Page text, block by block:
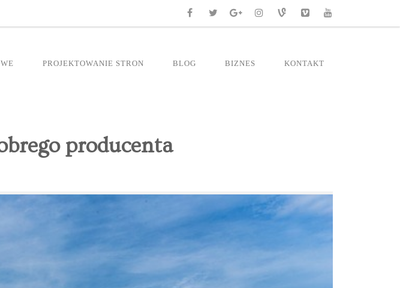
PROJEKTOWANIE STRON BLOG BIZNES KONTAKT
producenta